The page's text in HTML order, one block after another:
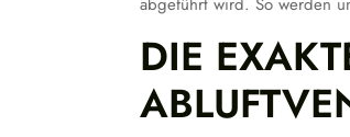
DIE